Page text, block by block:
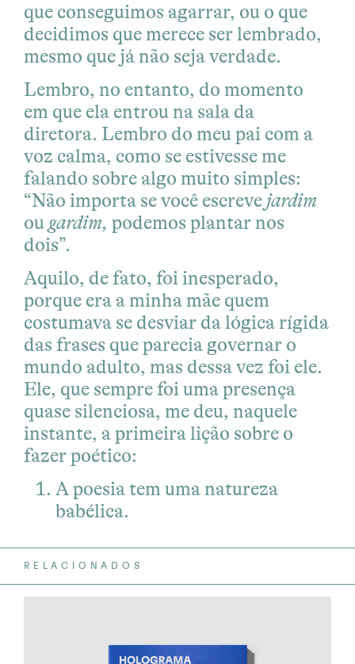
que conseguimos agarrar, ou o que
decidimos que merece ser lembrado,
mesmo que já não seja verdade.
Lembro, no entanto, do momento
em que ela entrou na sala da
diretora. Lembro do meu pai com a
voz calma, como se estivesse me
falando sobre algo muito simples:
“Não importa se você escrevejardim
ougardim, podemos plantar nos
dois”.
Aquilo, de fato, foi inesperado,
porque era a minha mãe quem
costumava se desviar da lógica rígida
das frases que parecia governar o
mundo adulto, mas dessa vez foi ele.
Ele, que sempre foi uma presença
quase silenciosa, me deu, naquele
instante, a primeira lição sobre o
fazer poético:
A poesia tem uma natureza
babélica.
RELACIONADOS